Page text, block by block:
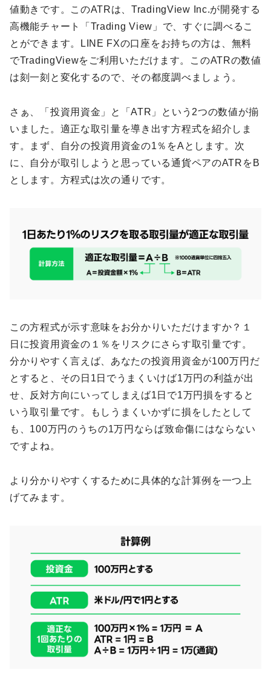
値動きです。このATRは、TradingView Inc.が開発する
高機能チャート「Trading View」で、すぐに調べるこ
とができます。LINE FXの口座をお持ちの方は、無料
でTradingViewをご利用いただけます。このATRの数値
は刻一刻と変化するので、その都度調べましょう。
さぁ、「投資用資金」と「ATR」という2つの数値が揃
いました。適正な取引量を導き出す方程式を紹介しま
す。まず、自分の投資用資金の1％をAとします。次
に、自分が取引しようと思っている通貨ペアのATRをB
とします。方程式は次の通りです。
この方程式が示す意味をお分かりいただけますか？１
日に投資用資金の１％をリスクにさらす取引量です。
分かりやすく言えば、あなたの投資用資金が100万円だ
とすると、その日1日でうまくいけば1万円の利益が出
せ、反対方向にいってしまえば1日で1万円損をすると
いう取引量です。もしうまくいかずに損をしたとして
も、100万円のうちの1万円ならば致命傷にはならない
ですよね。
より分かりやすくするために具体的な計算例を一つ上
げてみます。